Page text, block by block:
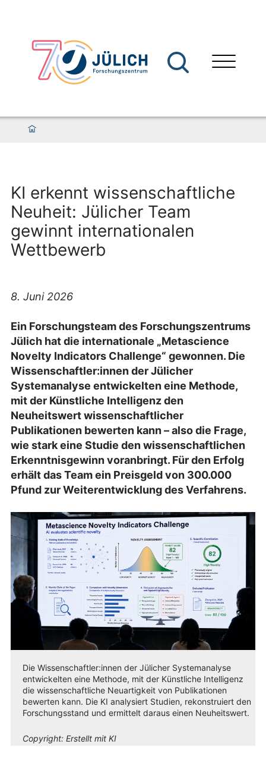
KI erkennt wissenschaftliche
Neuheit: Jülicher Team
gewinnt internationalen
Wettbewerb
8. Juni 2026
Ein Forschungsteam des Forschungszentrums
Jülich hat die internationale „Metascience
Novelty Indicators Challenge“ gewonnen. Die
Wissenschaftler:innen der Jülicher
Systemanalyse entwickelten eine Methode,
mit der Künstliche Intelligenz den
Neuheitswert wissenschaftlicher
Publikationen bewerten kann – also die Frage,
wie stark eine Studie den wissenschaftlichen
Erkenntnisgewinn voranbringt. Für den Erfolg
erhält das Team ein Preisgeld von 300.000
Pfund zur Weiterentwicklung des Verfahrens.
Die Wissenschaftler:innen der Jülicher Systemanalyse
entwickelten eine Methode, mit der Künstliche Intelligenz
die wissenschaftliche Neuartigkeit von Publikationen
bewerten kann. Die KI analysiert Studien, rekonstruiert den
Forschungsstand und ermittelt daraus einen Neuheitswert.
Copyright: Erstellt mit KI